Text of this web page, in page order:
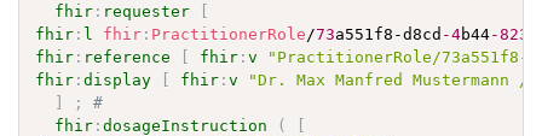
fhir : requester
fhir : l fhir : PractitionerRole /73a551f8-d8cd -4b44-823
fhir : reference fhir :v
"PractitionerRole/73a551f8-
fhir :display fhir :v
"Dr. Max Manfred Mustermann /
;
#
fhir :dosageInstruction (